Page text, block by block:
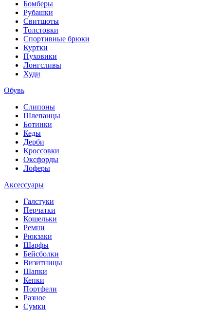
Бомберы
Рубашки
Свитшоты
Толстовки
Спортивные брюки
Куртки
Пуховики
Лонгсливы
Худи
Обувь
Слипоны
Шлепанцы
Ботинки
Кеды
Дерби
Кроссовки
Оксфорды
Лоферы
Аксессуары
Галстуки
Перчатки
Кошельки
Ремни
Рюкзаки
Шарфы
Бейсболки
Визитницы
Шапки
Кепки
Портфели
Разное
Сумки